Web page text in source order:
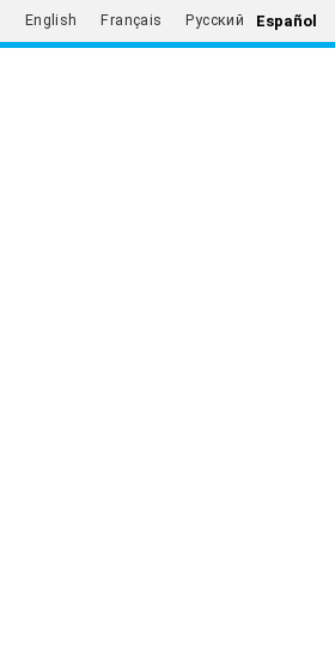
English Français Русский Español